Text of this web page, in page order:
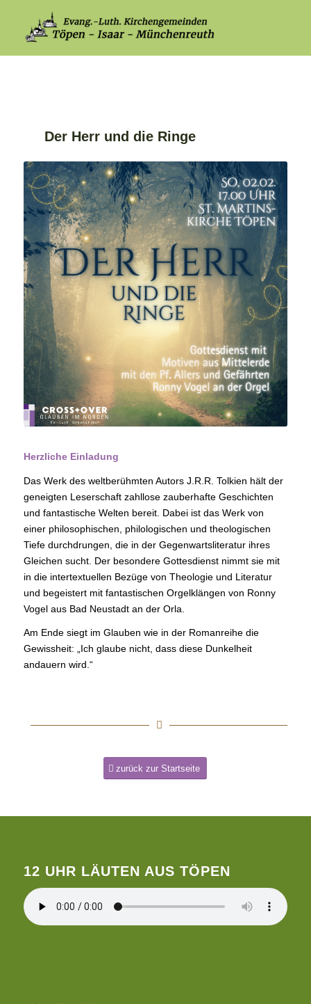
Der Herr und die Ringe
Herzliche Einladung
Das Werk des weltberühmten Autors J.R.R. Tolkien hält der
geneigten Leserschaft zahllose zauberhafte Geschichten
und fantastische Welten bereit. Dabei ist das Werk von
einer philosophischen, philologischen und theologischen
Tiefe durchdrungen, die in der Gegenwartsliteratur ihres
Gleichen sucht. Der besondere Gottesdienst nimmt sie mit
in die intertextuellen Bezüge von Theologie und Literatur
und begeistert mit fantastischen Orgelklängen von Ronny
Vogel aus Bad Neustadt an der Orla.
Am Ende siegt im Glauben wie in der Romanreihe die
Gewissheit: „Ich glaube nicht, dass diese Dunkelheit
andauern wird.“
zurück zur Startseite
12 UHR LÄUTEN AUS TÖPEN